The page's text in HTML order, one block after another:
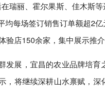
瑞丽、霍尔果斯、佳木斯
均每场签订销售订单额超2
验店150余家，集中展示推
发展，宜昌的农业品牌培
，将继续深耕山水禀赋，